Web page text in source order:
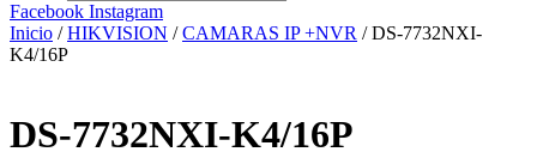
Facebook Instagram
Inicio /HIKVISION /CAMARAS IP +NVR / DS-7732NXI-
K4/16P
DS-7732NXI-K4/16P